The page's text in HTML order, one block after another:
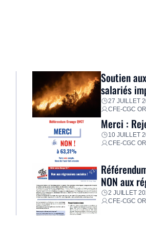
Soutien
salariés
27 JUILLET
CFE-CGC
Merci :
10 JUILLET
CFE-CGC
NON aux
2 JUILLET
CFE-CGC